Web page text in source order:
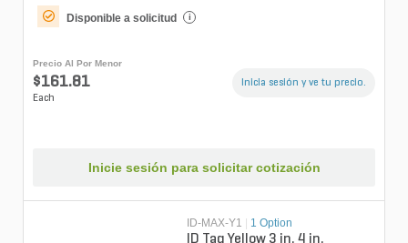
Disponible a solicitud i
Precio Al Por Menor
$161.81
Each
Inicia sesión y ve tu precio.
Inicie sesión para solicitar cotización
ID-MAX-Y1 1 Option
ID Tag Yellow 3 in. 4 in.